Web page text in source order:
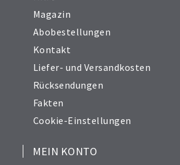
Magazin
Abobestellungen
Kontakt
Liefer- und Versandkosten
Rücksendungen
Fakten
Cookie-Einstellungen
MEIN KONTO